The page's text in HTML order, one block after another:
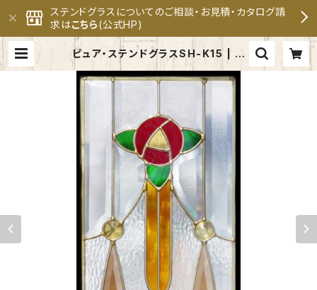
ステンドグラスについてのご相談・お見積・カタログ請
求はこちら(公式HP)
ピュア・ステンドグラスSH-K15 | セ
ブンホーム ステンドグラス専門メー
カー 公式オンラインショップ